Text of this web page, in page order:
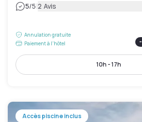
5/5|2 Avis
Annulation gratuite
Paiement à l'hôtel
-
10h - 17h
Accès piscine inclus